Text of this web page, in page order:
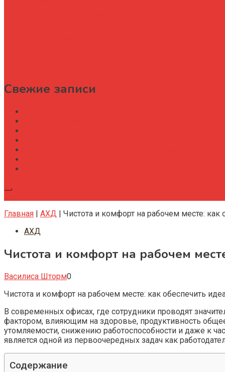
Свежие записи
Главная | АХД | Чистота и комфорт на рабочем месте:
АХД
Чистота и комфорт на рабочем
Василиса Шторм0
Чистота и комфорт на рабочем месте: как обеспечить
В современных офисах, где сотрудники проводят
фактором, влияющим на здоровье, продуктивность
утомляемости, снижению работоспособности и даже к
является одной из первоочередных задач как
Содержание